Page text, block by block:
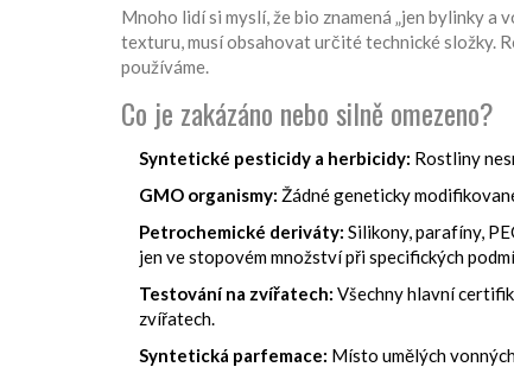
Mnoho lidí si myslí, že bio znamená „jen bylinky a
texturu, musí obsahovat určité technické složky.
používáme.
Co je zakázáno nebo silně omezeno?
Syntetické pesticidy a herbicidy: Rostliny
GMO organismy: Žádné geneticky
Petrochemické deriváty: Silikony, parafíny,
jen ve stopovém množství při specifických
Testování na zvířatech: Všechny hlavní
zvířatech.
Syntetická parfemace: Místo umělých